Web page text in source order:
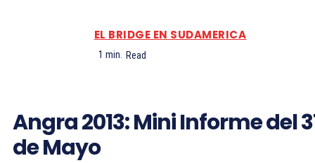
EL BRIDGE EN SUDAMERICA
1 min. Read
Angra 2013: Mini Informe del
de Mayo